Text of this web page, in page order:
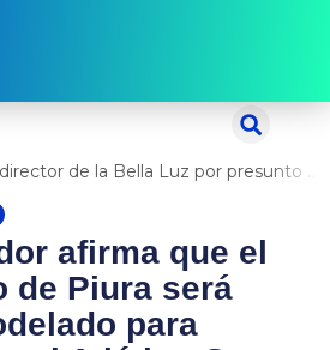
Fiscalía investiga a director de la Bella Luz por presunto abuso contra cantante Naldy Saldaña
afirma que el
de Piura será
para